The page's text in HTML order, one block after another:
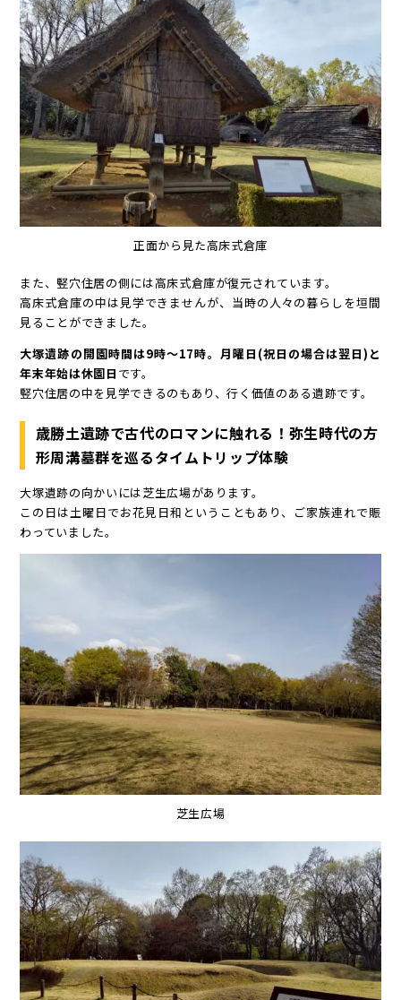
正面から見た高床式倉庫
また、竪穴住居の側には高床式倉庫が復元されています。
高床式倉庫の中は見学できませんが、当時の人々の暮らしを垣間
見ることができました。
大塚遺跡の開園時間は9時～17時。月曜日(祝日の場合は翌日)と
年末年始は休園日 です。
竪穴住居の中を見学できるのもあり、行く価値のある遺跡です。
歳勝土遺跡で古代のロマンに触れる！弥生時代の方
形周溝墓群を巡るタイムトリップ体験
大塚遺跡の向かいには芝生広場があります。
この日は土曜日でお花見日和ということもあり、ご家族連れで賑
わっていました。
芝生広場